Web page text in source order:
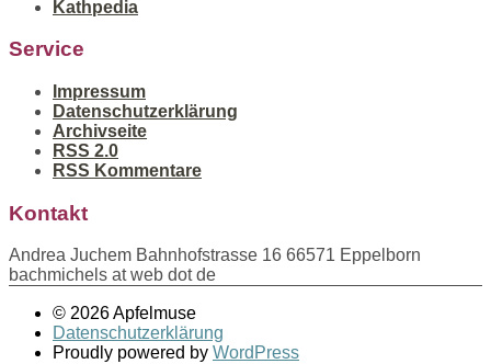
Kathpedia
Service
Impressum
Datenschutzerklärung
Archivseite
RSS 2.0
RSS Kommentare
Kontakt
Andrea Juchem Bahnhofstrasse 16 66571 Eppelborn
bachmichels at web dot de
© 2026 Apfelmuse
Datenschutzerklärung
Proudly powered by WordPress